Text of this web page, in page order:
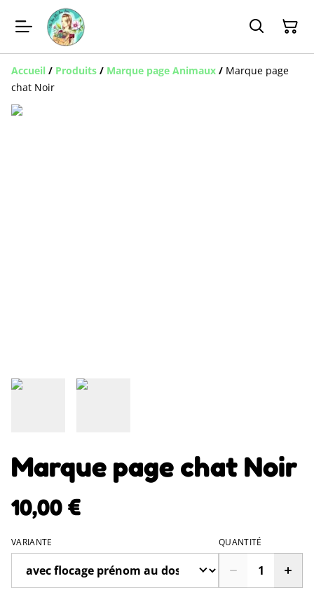
Accueil / Produits / Marque page Animaux / Marque page
chat Noir
Marque page chat Noir
10,00 €
VARIANTE QUANTITÉ